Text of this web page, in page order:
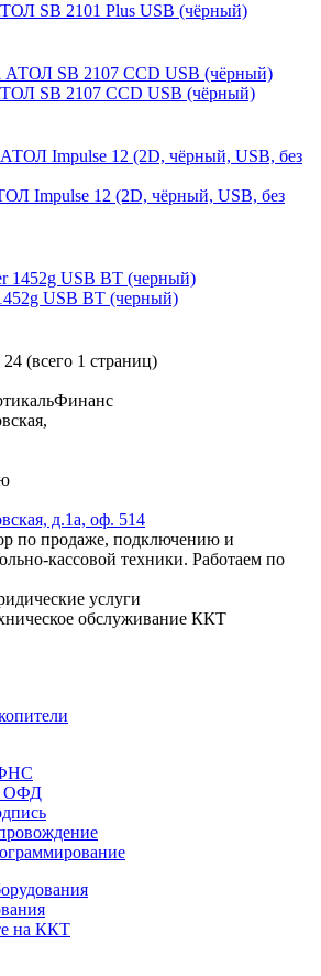
SB 2101 Plus USB (чёрный)
SB 2107 CCD USB (чёрный)
Impulse 12 (2D, чёрный, USB, без
USB BT (черный)
(всего 1 страниц)
д.1а, оф. 514
по продаже, подключению и
кассовой техники. Работаем по
услуги
обслуживание ККТ
ФНС
ОФД
на ККТ